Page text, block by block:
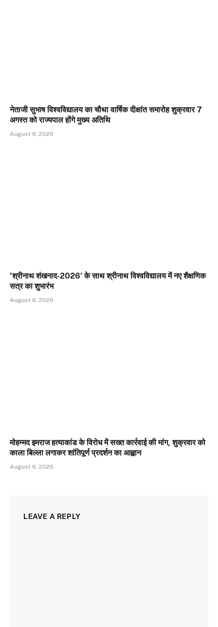
नेताजी सुभाष विश्वविद्यालय का चौथा वार्षिक दीक्षांत समारोह शुक्रवार 7
अगस्त को राज्यपाल होंगे मुख्य अतिथि
August 6, 2026
‘श्रीनाथ शंखनाद-2026’ के साथ श्रीनाथ विश्वविद्यालय में नए शैक्षणिक
सत्र का शुभारंभ
August 6, 2026
मोहम्मद इमराज हत्याकांड के विरोध में सख्त कार्रवाई की मांग, शुक्रवार को
काला बिल्ला लगाकर शांतिपूर्ण प्रदर्शन का आह्वान
August 6, 2026
LEAVE A REPLY